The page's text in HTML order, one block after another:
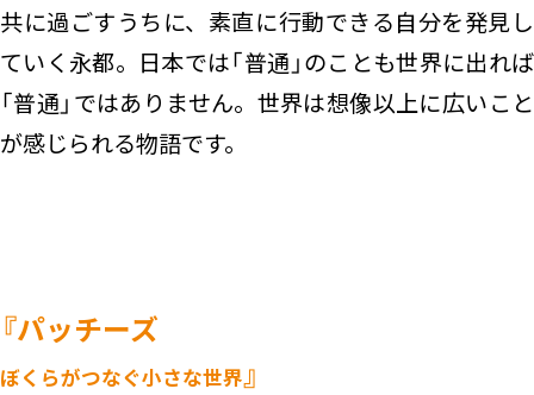
共に過ごすうちに、素直に行動できる自分を発見し
ていく永都。日本では「普通」のことも世界に出れば
「普通」ではありません。世界は想像以上に広いこと
が感じられる物語です。
『パッチーズ
ぼくらがつなぐ小さな世界』